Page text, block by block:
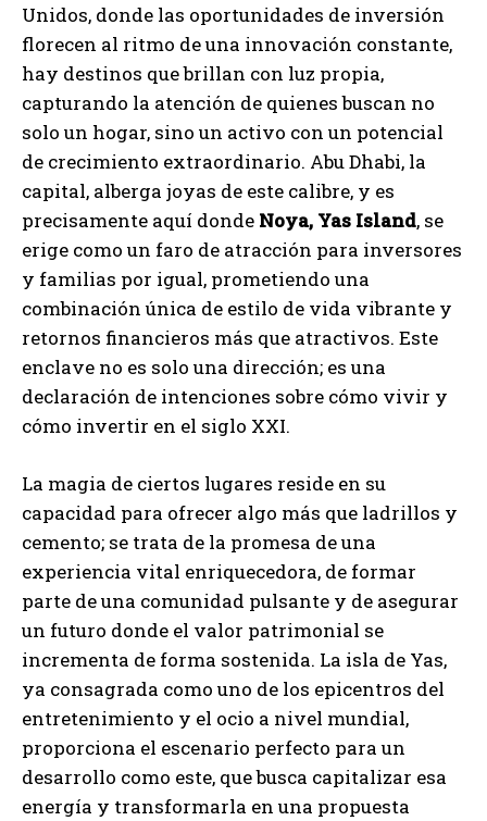
Unidos, donde las oportunidades de inversión
florecen al ritmo de una innovación constante,
hay destinos que brillan con luz propia,
capturando la atención de quienes buscan no
solo un hogar, sino un activo con un potencial
de crecimiento extraordinario. Abu Dhabi, la
capital, alberga joyas de este calibre, y es
precisamente aquí donde Noya, Yas Island, se
erige como un faro de atracción para inversores
y familias por igual, prometiendo una
combinación única de estilo de vida vibrante y
retornos financieros más que atractivos. Este
enclave no es solo una dirección; es una
declaración de intenciones sobre cómo vivir y
cómo invertir en el siglo XXI.
La magia de ciertos lugares reside en su
capacidad para ofrecer algo más que ladrillos y
cemento; se trata de la promesa de una
experiencia vital enriquecedora, de formar
parte de una comunidad pulsante y de asegurar
un futuro donde el valor patrimonial se
incrementa de forma sostenida. La isla de Yas,
ya consagrada como uno de los epicentros del
entretenimiento y el ocio a nivel mundial,
proporciona el escenario perfecto para un
desarrollo como este, que busca capitalizar esa
energía y transformarla en una propuesta